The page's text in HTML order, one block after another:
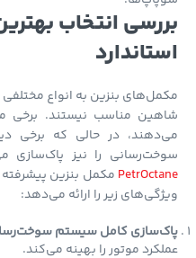
انتخاب
بنزین به انواع مختلفی
مناسب نیستند. برخی
در حالی که برخی دیگر
را نیز پاک‌سازی
مکمل بنزین پیشرفته است
زیر را ارائه می‌دهد:
کامل سیستم سوخت‌رسانی:
موتور را بهینه می‌کند.